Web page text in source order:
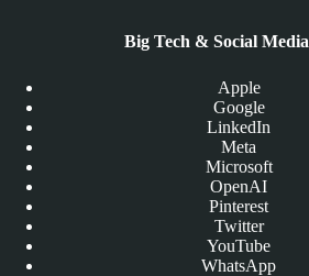
Big Tech & Social Media
Apple
Google
LinkedIn
Meta
Microsoft
OpenAI
Pinterest
Twitter
YouTube
WhatsApp